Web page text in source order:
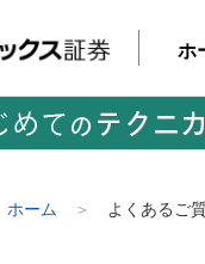
ホ
ホーム よくあるご